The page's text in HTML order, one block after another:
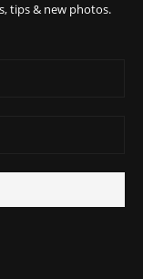
tips & new photos.